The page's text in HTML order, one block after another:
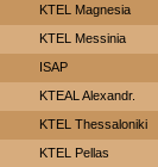
ΚΤΕL Magnesia
KTEL Messinia
ISAP
KTEAL Alexandr.
KTEL Thessaloniki
KTEL Pellas